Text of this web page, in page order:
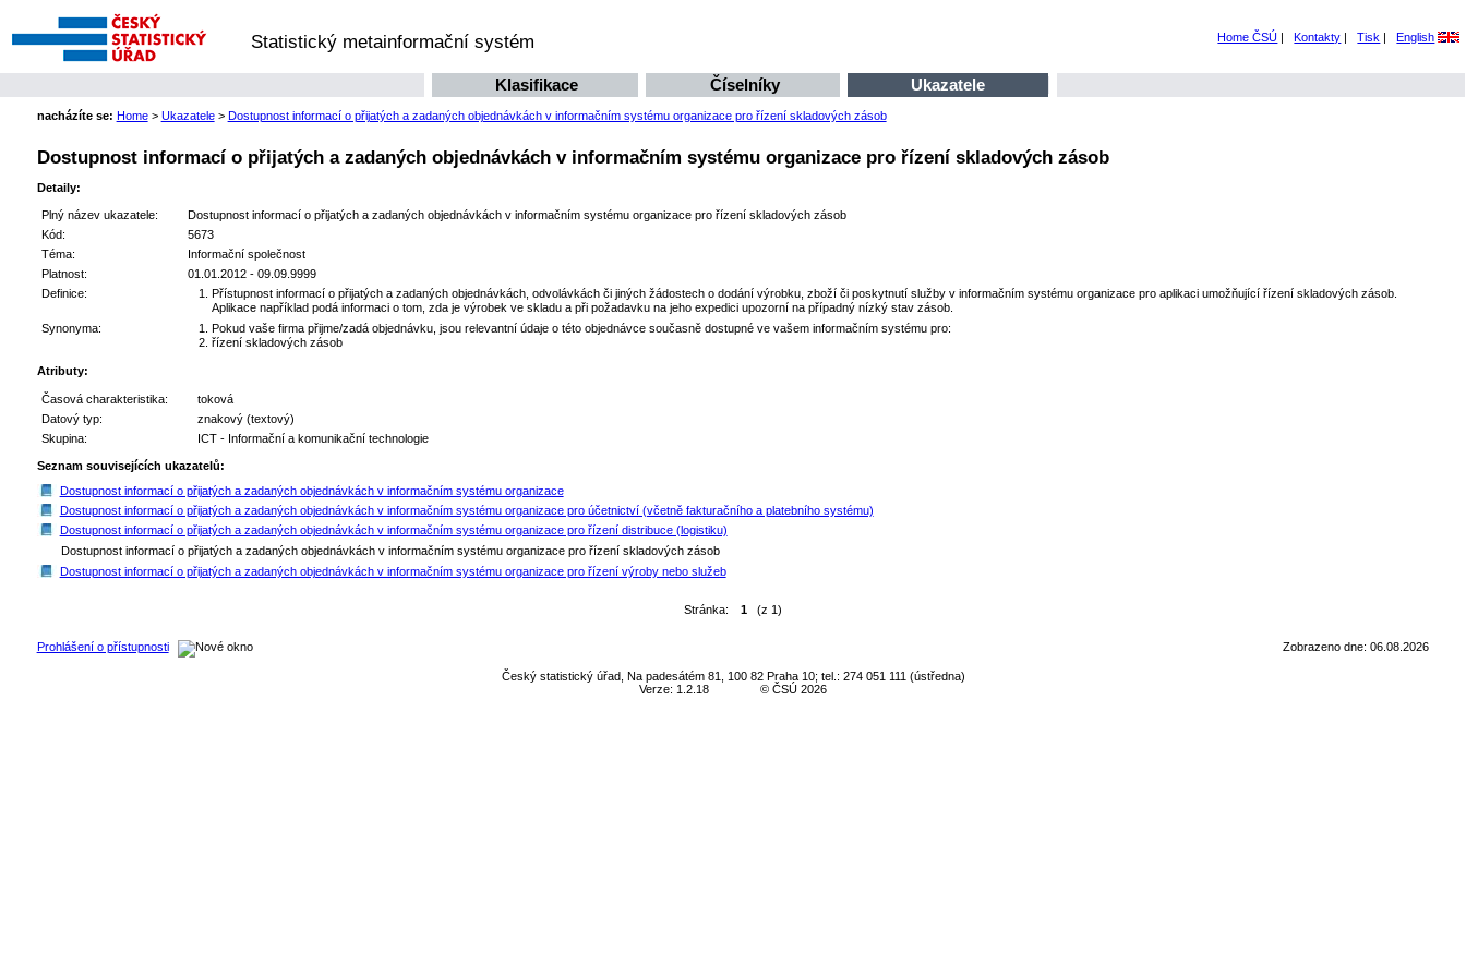
Statistický metainformační systém Home ČSÚ | Kontakty | Tisk | English
Klasifikace Číselníky Ukazatele
nacházíte se: Home> Ukazatele > Dostupnost informací o přijatých a zadaných objednávkách v informačním systému organizace pro řízení skladových zásob
Dostupnost informací o přijatých a zadaných objednávkách v informačním systému organizace pro řízení skladových zásob
Detaily:
Plný název ukazatele:
Dostupnost informací o přijatých a zadaných objednávkách v informačním systému organizace pro řízení skladových zásob
Kód:
5673
Téma:
Informační společnost
Platnost:
01.01.2012 - 09.09.9999
Definice:
Přístupnost informací o přijatých a zadaných objednávkách, odvolávkách či jiných žádostech o dodání výrobku, zboží či poskytnutí služby v informačním systému organizace pro aplikaci umožňující řízení skladových zásob.
Aplikace například podá informaci o tom, zda je výrobek ve skladu a při požadavku na jeho expedici upozorní na případný nízký stav zásob.
Synonyma:
Pokud vaše firma přijme/zadá objednávku, jsou relevantní údaje o této objednávce současně dostupné ve vašem informačním systému pro:
řízení skladových zásob
Atributy:
Časová charakteristika:
toková
Datový typ:
znakový (textový)
Skupina:
ICT - Informační a komunikační technologie
Seznam souvisejících ukazatelů:
Dostupnost informací o přijatých a zadaných objednávkách v informačním systému organizace
Dostupnost informací o přijatých a zadaných objednávkách v informačním systému organizace pro účetnictví (včetně fakturačního a platebního systému)
Dostupnost informací o přijatých a zadaných objednávkách v informačním systému organizace pro řízení distribuce (logistiku)
Dostupnost informací o přijatých a zadaných objednávkách v informačním systému organizace pro řízení skladových zásob
Dostupnost informací o přijatých a zadaných objednávkách v informačním systému organizace pro řízení výroby nebo služeb
Stránka: 1 (z 1)
Prohlášení o přístupnosti Zobrazeno dne: 06.08.2026
Český statistický úřad, Na padesátém 81, 100 82 Praha 10; tel.: 274 051 111 (ústředna)
Verze: 1.2.18
© ČSÚ 2026